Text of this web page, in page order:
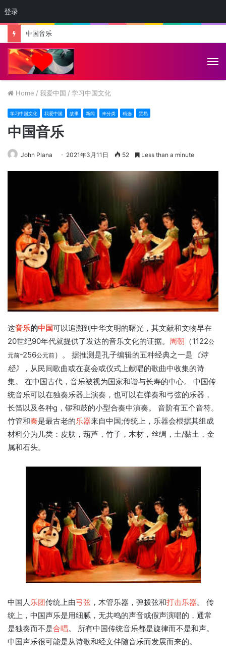
中国音乐
Home / 我爱中国 / 学习中国文化
学习中国文化 我爱中国 故事 新闻 未分类 精选 贸易
中国音乐
John Plana 2021年3月11日 52 Less than a minute
这音乐的中国可以追溯到中华文明的曙光，其文献和文物早在
20世纪90年代就提供了发达的音乐文化的证据。 周朝 （1122公
元前-256公元前）。 据推测是孔子编辑的五种经典之一是 《诗
经》， 从民间歌曲或在宴会或仪式上献唱的歌曲中收集的诗
集。 在中国古代，音乐被视为国家和谐与长寿的中心。 中国传
统音乐可以在独奏乐器上演奏，也可以在弹奏和弓弦的乐器，
长笛以及各种g，锣和鼓的小型合奏中演奏。 音阶有五个音符。
竹管和秦是最古老的乐器来自中国;传统上，乐器会根据其组成
材料分为几类：皮肤，葫芦，竹子，木材，丝绸，土/黏土，金
属和石头。
中国人乐团传统上由弓弦 ，木管乐器，弹拨弦和打击乐器。 传
统上，中国声乐是用细腻，无共鸣的声音或假声演唱的，通常
是独奏而不是合唱。 所有中国传统音乐都是旋律而不是和声。
中国声乐很可能是从诗歌和经文伴随音乐而发展而来的。
登录